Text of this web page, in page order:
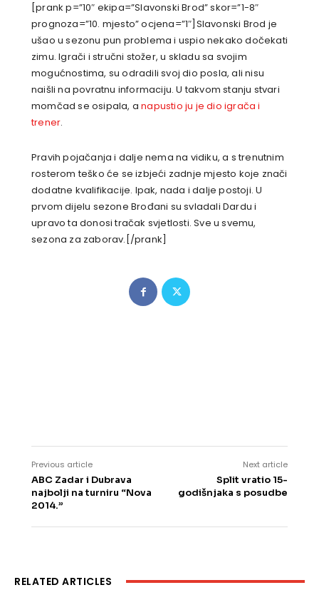
[prank p=”10″ ekipa=”Slavonski Brod” skor=”1-8″
prognoza=”10. mjesto” ocjena=”1″]Slavonski Brod je
ušao u sezonu pun problema i uspio nekako dočekati
zimu. Igrači i stručni stožer, u skladu sa svojim
mogućnostima, su odradili svoj dio posla, ali nisu
naišli na povratnu informaciju. U takvom stanju stvari
momčad se osipala, anapustio ju je dio igrača i
trener.
Pravih pojačanja i dalje nema na vidiku, a s trenutnim
rosterom teško će se izbjeći zadnje mjesto koje znači
dodatne kvalifikacije. Ipak, nada i dalje postoji. U
prvom dijelu sezone Brođani su svladali Dardu i
upravo ta donosi tračak svjetlosti. Sve u svemu,
sezona za zaborav.[/prank]
Previous article
ABC Zadar i Dubrava
najbolji na turniru “Nova
2014.”
Next article
Split vratio 15-
godišnjaka s posudbe
RELATED ARTICLES